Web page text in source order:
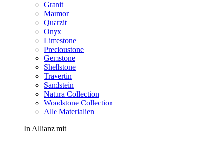
Granit
Marmor
Quarzit
Onyx
Limestone
Precioustone
Gemstone
Shellstone
Travertin
Sandstein
Natura Collection
Woodstone Collection
Alle Materialien
In Allianz mit